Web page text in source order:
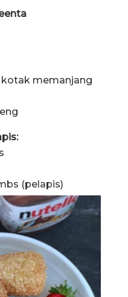
memanjang
(pelapis)